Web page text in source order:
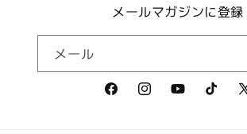
メールマガジンに登録
メール
FacebookInstagramYouTubeTikTok
X